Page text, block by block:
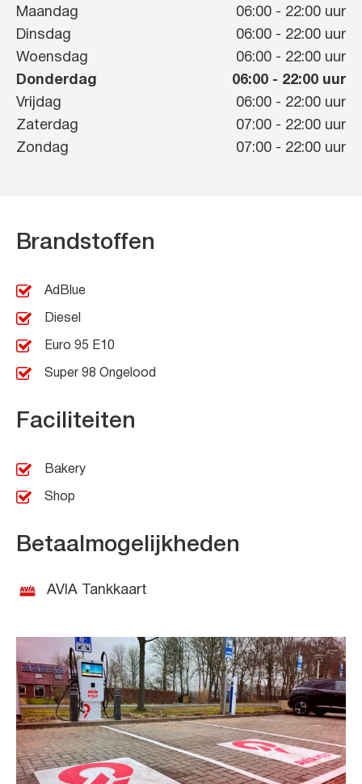
Maandag 06:00 - 22:00 uur
Dinsdag
06:00 - 22:00 uur
Woensdag
06:00 - 22:00 uur
Donderdag
06:00 - 22:00 uur
Vrijdag
06:00 - 22:00 uur
Zaterdag
07:00 - 22:00 uur
Zondag
07:00 - 22:00 uur
Brandstoffen
AdBlue
Diesel
Euro 95 E10
Super 98 Ongelood
Faciliteiten
Bakery
Shop
Betaalmogelijkheden
AVIA Tankkaart